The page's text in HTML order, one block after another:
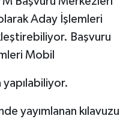
Aday İşlemleri
Başvuru
Mobil
yapılabiliyor.
yayımlanan kılavuzu